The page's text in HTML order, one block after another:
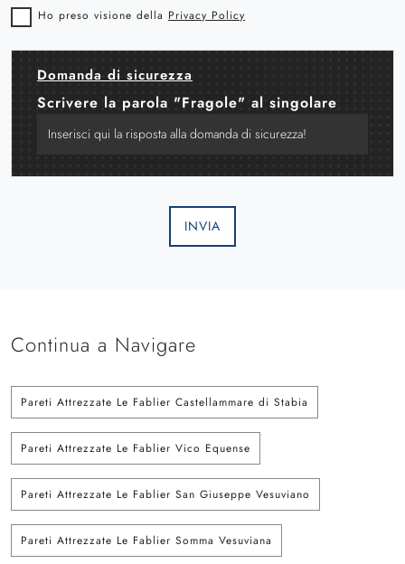
Ho preso visione della Privacy Policy
Domanda di sicurezza
Scrivere la parola "Fragole" al singolare
INVIA
Continua a Navigare
Pareti Attrezzate Le Fablier Castellammare di Stabia
Pareti Attrezzate Le Fablier Vico Equense
Pareti Attrezzate Le Fablier San Giuseppe Vesuviano
Pareti Attrezzate Le Fablier Somma Vesuviana